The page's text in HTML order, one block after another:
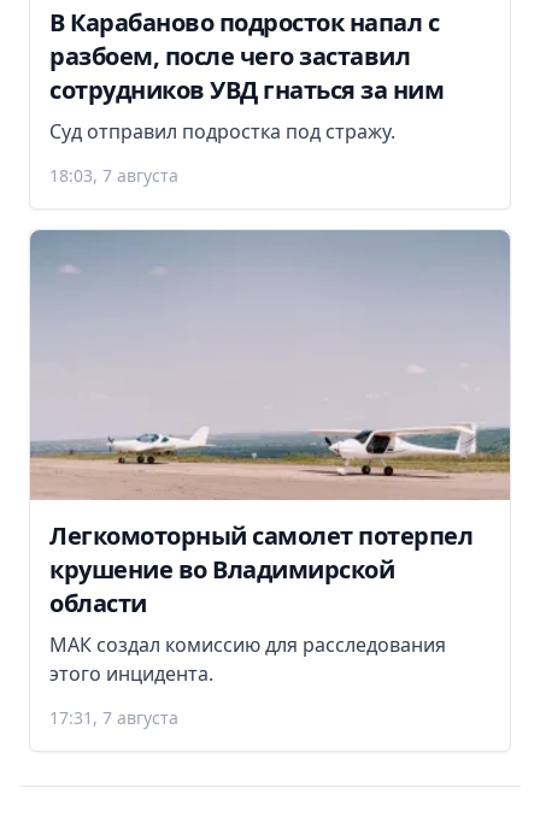
В Карабаново подросток напал с
разбоем, после чего заставил
сотрудников УВД гнаться за ним
Суд отправил подростка под стражу.
18:03, 7 августа
Легкомоторный самолет потерпел
крушение во Владимирской
области
МАК создал комиссию для расследования
этого инцидента.
17:31, 7 августа